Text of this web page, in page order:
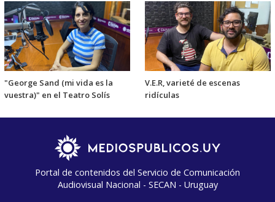
"George Sand (mi vida es la
vuestra)" en el Teatro Solís
V.E.R, varieté de escenas
ridículas
Portal de contenidos del Servicio de Comunicación
Audiovisual Nacional - SECAN - Uruguay